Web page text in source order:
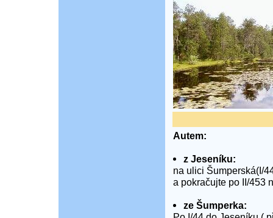
Autem:
z Jeseníku:
na ulici Šumperská(I/
a pokračujte po II/453
ze Šumperka: